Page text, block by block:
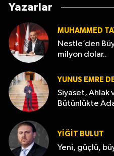
Yazarlar
MUHAMMED
Nestle’den
milyon dolar..
YUNUS EMRE
Siyaset, Ahlak
Bütünlükte
YİĞİT BULUT
Yeni, güçlü,